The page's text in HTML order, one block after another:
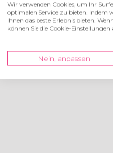
Wir verwenden Cookies, um Ihr
optimalen Service zu bieten. Indem
Ihnen das beste Erlebnis bieten.
können Sie die Cookie-Einstellungen
Nein, anpassen